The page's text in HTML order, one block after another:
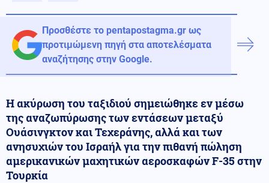
Προσθέστε το pentapostagma.gr ως
προτιμώμενη πηγή στα αποτελέσματα
αναζήτησης στην Google.
Η ακύρωση του ταξιδιού σημειώθηκε εν μέσω
της αναζωπύρωσης των εντάσεων μεταξύ
Ουάσινγκτον και Τεχεράνης, αλλά και των
ανησυχιών του Ισραήλ για την πιθανή πώληση
αμερικανικών μαχητικών αεροσκαφών F-35 στην
Τουρκία